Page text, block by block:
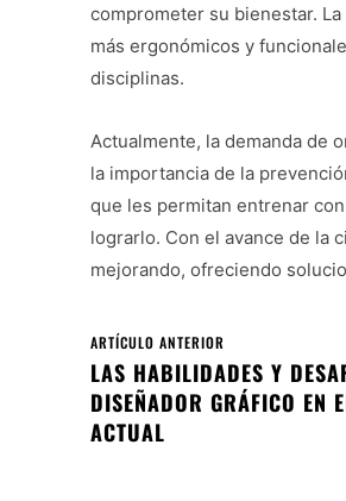
comprometer su bienestar.
más ergonómicos y
disciplinas.
Actualmente, la demanda de
la importancia de la
que les permitan entrenar
lograrlo. Con el avance de la
mejorando, ofreciendo
ARTÍCULO ANTERIOR
LAS HABILIDADES Y
DISEÑADOR GRÁFICO EN
ACTUAL